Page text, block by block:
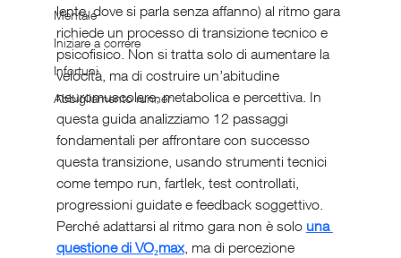
Mentale
Iniziare a correre
Infortuni
Abbigliamento runner
lente, dove si parla senza affanno) al ritmo gara
richiede un processo di transizione tecnico e
psicofisico. Non si tratta solo di aumentare la
velocità, ma di costruire un’abitudine
neuromuscolare, metabolica e percettiva. In
questa guida analizziamo 12 passaggi
fondamentali per affrontare con successo
questa transizione, usando strumenti tecnici
come tempo run, fartlek, test controllati,
progressioni guidate e feedback soggettivo.
Perché adattarsi al ritmo gara non è solo una
questione di VO₂max, ma di percezione